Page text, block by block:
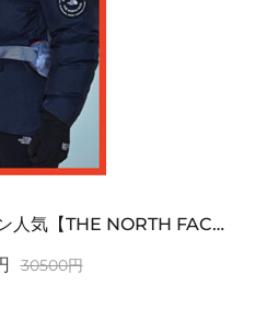
ノースフェイス 偽物 ダウン人気【THE NORTH FACE】M'S 7 SUMMIT HIM...
30500円